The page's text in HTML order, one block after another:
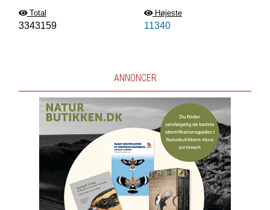
Total
3343159
Højeste
11340
ANNONCER